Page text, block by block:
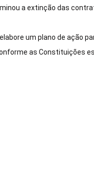
a extinção das
um plano de ação
as Constituições